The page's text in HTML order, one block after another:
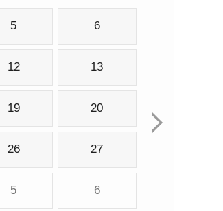
5 6
12 13
19 20
26 27
5 6